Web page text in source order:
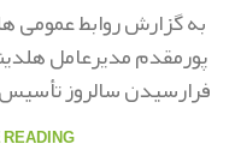
به گزارش روابط عمومی
پورمقدم مدیرعامل
فرارسیدن سالروز